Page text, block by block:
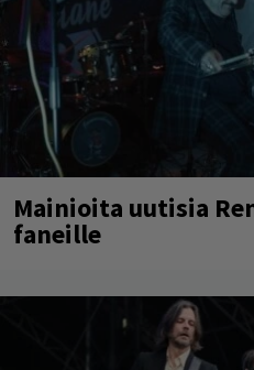
Mainioita uutisia
faneille